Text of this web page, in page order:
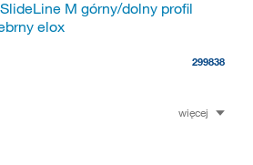
M górny/dolny profil
elox
299838
więcej